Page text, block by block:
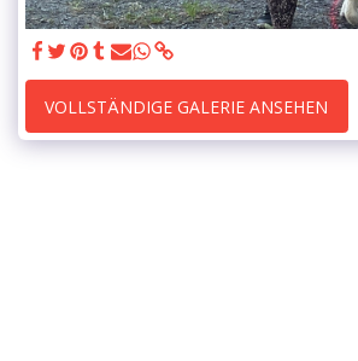
VOLLSTÄNDIGE GALERIE ANSEHEN